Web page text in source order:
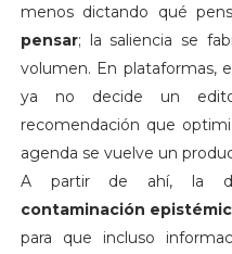
menos dictando qué
pensar; la saliencia se
volumen. En plataformas,
ya no decide un
recomendación que
agenda se vuelve un
A partir de ahí, la
contaminación
para que incluso